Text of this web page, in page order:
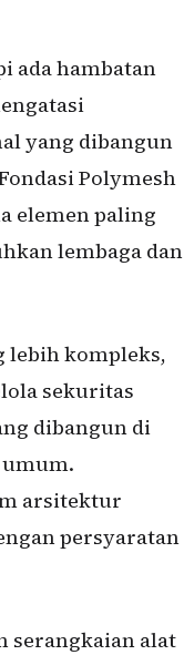
ada hambatan
yang dibangun
Polymesh
elemen paling
lembaga dan
lebih kompleks,
sekuritas
dibangun di
arsitektur
persyaratan
serangkaian alat